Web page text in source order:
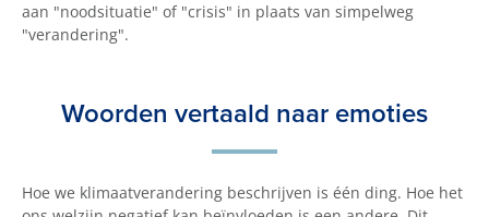
aan "noodsituatie" of "crisis" in plaats van simpelweg
"verandering".
Woorden vertaald naar emoties
Hoe we klimaatverandering beschrijven is één ding. Hoe het